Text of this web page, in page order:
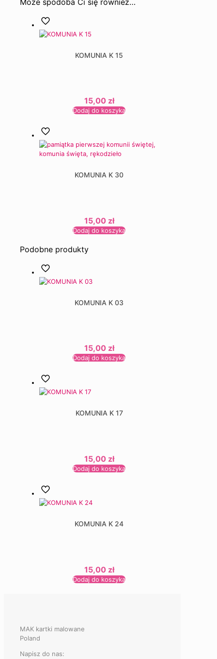
KOMUNIA K 15
15,00 zł
Dodaj do koszyka
KOMUNIA K 30
15,00 zł
Dodaj do koszyka
Podobne produkty
KOMUNIA K 03
15,00 zł
Dodaj do koszyka
KOMUNIA K 17
15,00 zł
Dodaj do koszyka
KOMUNIA K 24
15,00 zł
Dodaj do koszyka
MAK kartki malowane
Poland
Napisz do nas: